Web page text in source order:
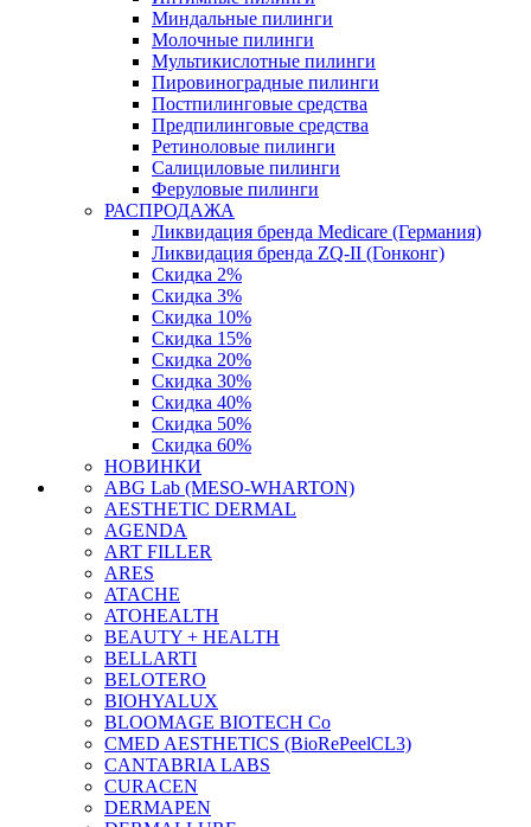
Миндальные пилинги
Молочные пилинги
Мультикислотные пилинги
Пировиноградные пилинги
Постпилинговые средства
Предпилинговые средства
Ретиноловые пилинги
Салициловые пилинги
Феруловые пилинги
РАСПРОДАЖА
Ликвидация бренда Medicare (Германия)
Ликвидация бренда ZQ-II (Гонконг)
Скидка 2%
Скидка 3%
Скидка 10%
Скидка 15%
Скидка 20%
Скидка 30%
Скидка 40%
Скидка 50%
Скидка 60%
НОВИНКИ
ABG Lab (MESO-WHARTON)
AESTHETIC DERMAL
AGENDA
ART FILLER
ARES
ATACHE
ATOHEALTH
BEAUTY + HEALTH
BELLARTI
BELOTERO
BIOHYALUX
BLOOMAGE BIOTECH Co
CMED AESTHETICS (BioRePeelCL3)
CANTABRIA LABS
CURACEN
DERMAPEN